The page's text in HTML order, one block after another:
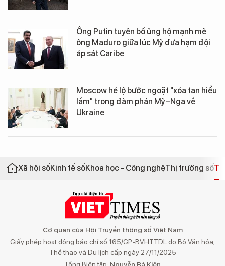
Ông Putin tuyên bố ủng hộ mạnh mẽ
ông Maduro giữa lúc Mỹ đưa hạm đội
áp sát Caribe
Moscow hé lộ bước ngoặt "xóa tan hiểu
lầm" trong đàm phán Mỹ–Nga về
Ukraine
Xã hội sốKinh tế sốKhoa học - Công nghệThị trường số
Cơ quan của Hội Truyền thông số Việt Nam
Giấy phép hoạt động báo chí số 165/GP-BVHTTDL do Bộ Văn hóa,
Thể thao và Du lịch cấp ngày 27/11/2025